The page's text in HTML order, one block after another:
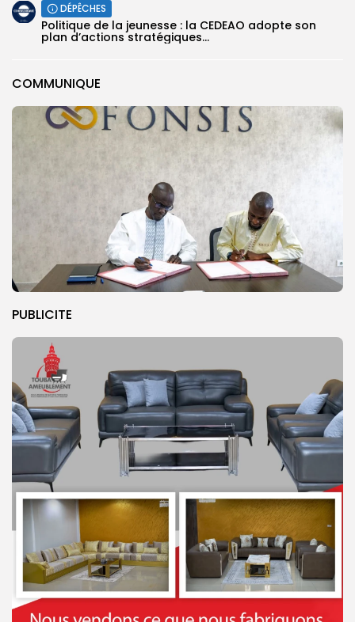
COMMUNIQUE
PUBLICITE
DÉPÊCHES
Politique de la jeunesse : la CEDEAO adopte son
plan d’actions stratégiques...